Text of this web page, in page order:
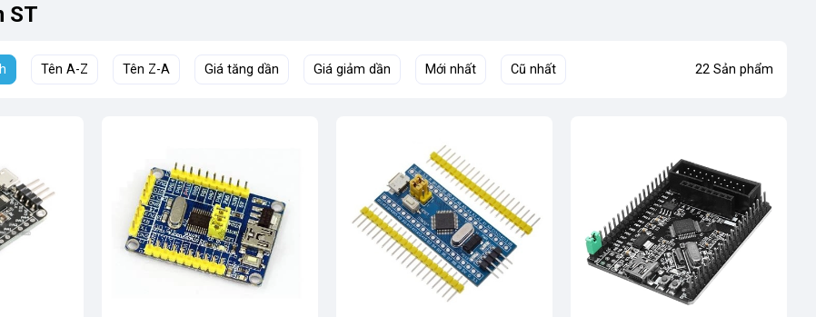
ST
Tên A-Z Tên Z-A Giá tăng dần Giá giảm dần Mới nhất Cũ nhất 22 Sản phẩm